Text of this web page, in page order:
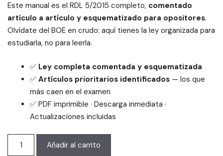
Este manual es el RDL 5/2015 completo, comentado
artículo a artículo y esquematizado para opositores.
Olvídate del BOE en crudo: aquí tienes la ley organizada para
estudiarla, no para leerla.
✅ Ley completa comentada y esquematizada
✅ Artículos prioritarios identificados — los que
más caen en el examen
✅ PDF imprimible · Descarga inmediata ·
Actualizaciones incluidas
Texto
Añadir al carrito